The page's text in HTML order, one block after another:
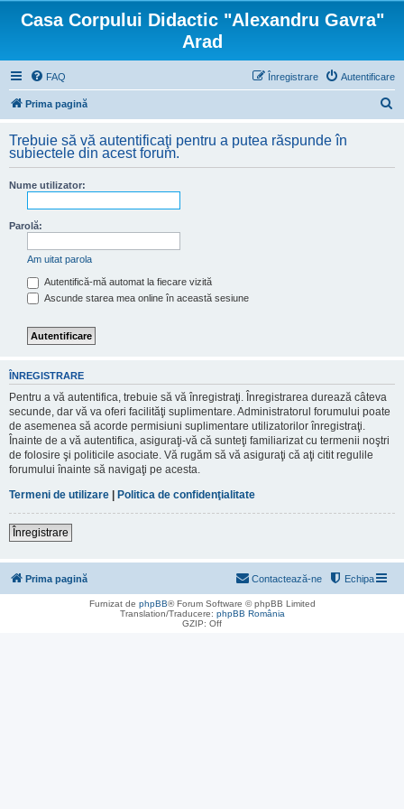
Casa Corpului Didactic "Alexandru Gavra"
Arad
FAQ Autentificare
Înregistrare
Prima pagină
t
Trebuie să vă autentificaţi pentru a putea răspunde în
subiectele din acest forum.
Nume utilizator:
Parolă:
Am uitat parola
Autentifică-mă automat la fiecare vizită
Ascunde starea mea online în această sesiune
ÎNREGISTRARE
Pentru a vă autentifica, trebuie să vă înregistraţi. Înregistrarea durează câteva
secunde, dar vă va oferi facilităţi suplimentare. Administratorul forumului poate
de asemenea să acorde permisiuni suplimentare utilizatorilor înregistraţi.
Înainte de a vă autentifica, asiguraţi-vă că sunteţi familiarizat cu termenii noştri
de folosire şi politicile asociate. Vă rugăm să vă asiguraţi că aţi citit regulile
forumului înainte să navigaţi pe acesta.
Termeni de utilizare | Politica de confidenţialitate
Înregistrare
Prima pagină Echipa
Contactează-ne
Furnizat de phpBB® Forum Software © phpBB Limited
Translation/Traducere: phpBB România
GZIP: Off